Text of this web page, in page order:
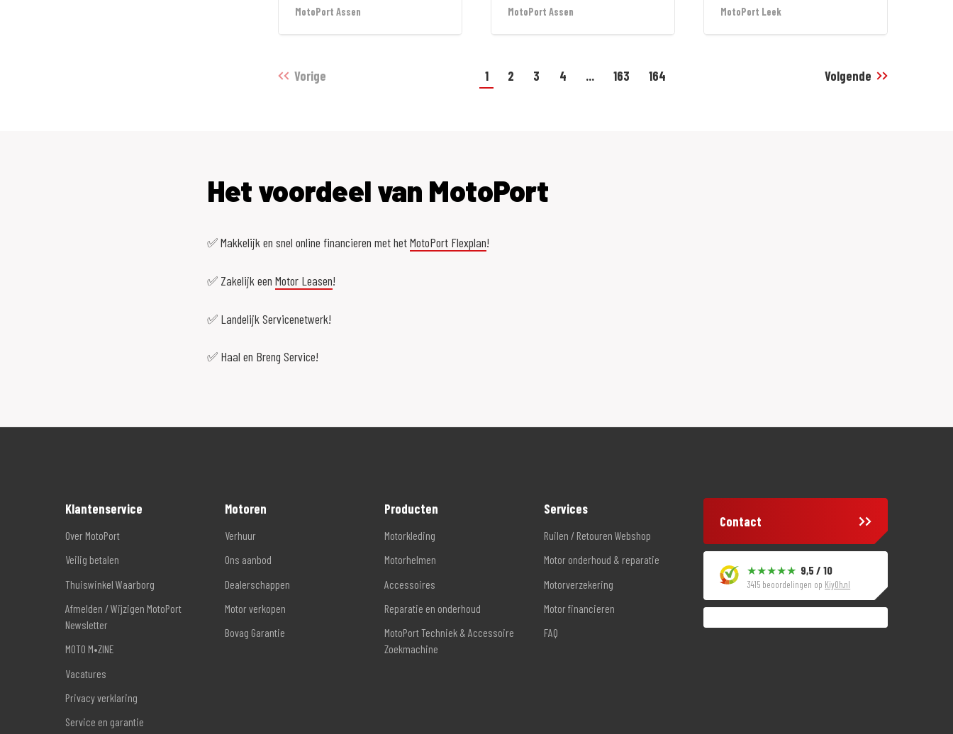
MotoPort Assen
MotoPort Assen
MotoPort Leek
Vorige 1 2 3 4 ... 163 164 Volgende
Het voordeel van MotoPort
✅ Makkelijk en snel online financieren met hetMotoPort Flexplan!
✅ Zakelijk een Motor Leasen!
✅ Landelijk Servicenetwerk!
✅ Haal en Breng Service!
Klantenservice
Over MotoPort
Veilig betalen
Thuiswinkel Waarborg
Afmelden / Wijzigen MotoPort
Newsletter
MOTO M•ZINE
Vacatures
Privacy verklaring
Service en garantie
Motoren
Verhuur
Ons aanbod
Dealerschappen
Motor verkopen
Bovag Garantie
Producten
Motorkleding
Motorhelmen
Accessoires
Reparatie en onderhoud
MotoPort Techniek & Accessoire
Zoekmachine
Services
Ruilen / Retouren Webshop
Motor onderhoud & reparatie
Motorverzekering
Motor financieren
FAQ
Contact
9,5 / 10
3415 beoordelingen op KiyOh.nl